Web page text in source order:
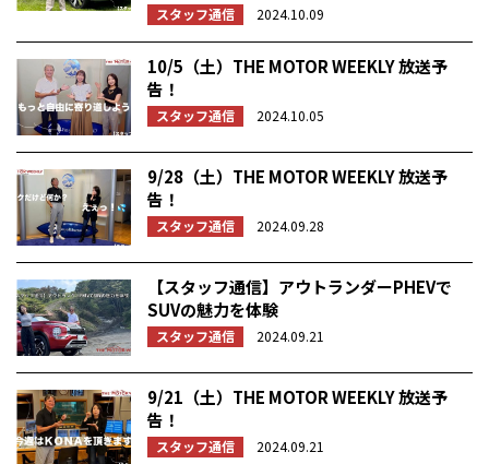
スタッフ通信 2024.10.09
10/5（土）THE MOTOR WEEKLY 放送予
告！
スタッフ通信 2024.10.05
9/28（土）THE MOTOR WEEKLY 放送予
告！
スタッフ通信 2024.09.28
【スタッフ通信】アウトランダーPHEVで
SUVの魅力を体験
スタッフ通信 2024.09.21
9/21（土）THE MOTOR WEEKLY 放送予
告！
スタッフ通信 2024.09.21